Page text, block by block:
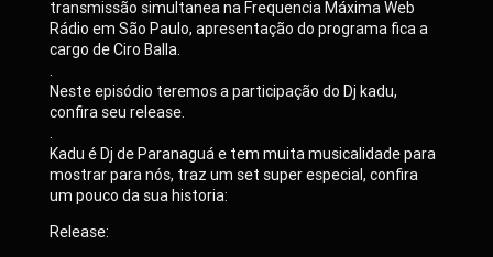
transmissão simultanea na Frequencia Máxima Web
Rádio em São Paulo, apresentação do programa fica a
cargo de Ciro Balla.
.
Neste episódio teremos a participação do Dj kadu,
confira seu release.
.
Kadu é Dj de Paranaguá e tem muita musicalidade para
mostrar para nós, traz um set super especial, confira
um pouco da sua historia:
Release: